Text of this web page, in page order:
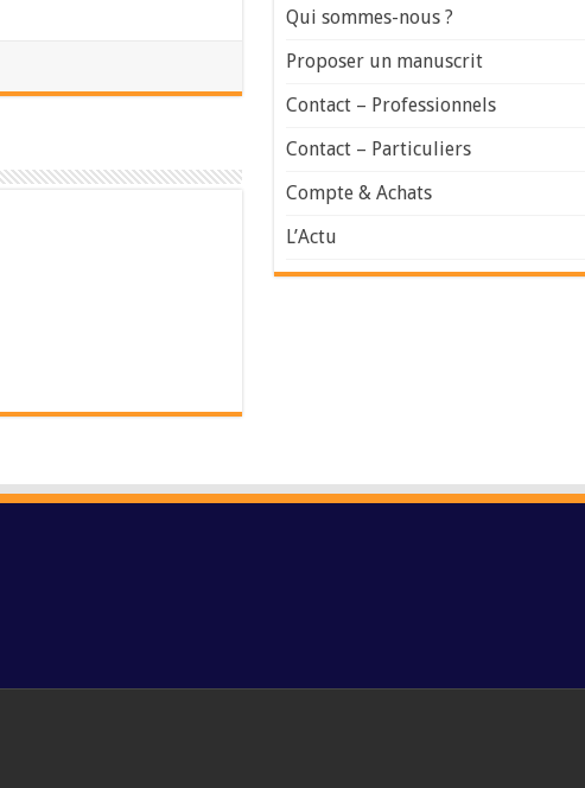
Qui sommes-nous ?
Proposer un manuscrit
Contact – Professionnels
Contact – Particuliers
Compte & Achats
L’Actu